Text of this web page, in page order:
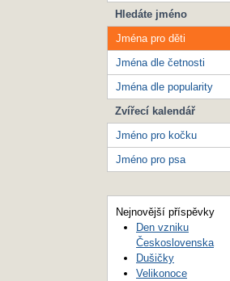
Hledáte jméno
Jména pro děti
Jména dle četnosti
Jména dle popularity
Zvířecí kalendář
Jméno pro kočku
Jméno pro psa
Nejnovější příspěvky
Den vzniku
Československa
Dušičky
Velikonoce